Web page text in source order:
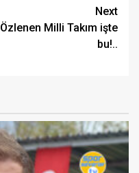
Next
Özlenen Milli Takım işte
bu!..